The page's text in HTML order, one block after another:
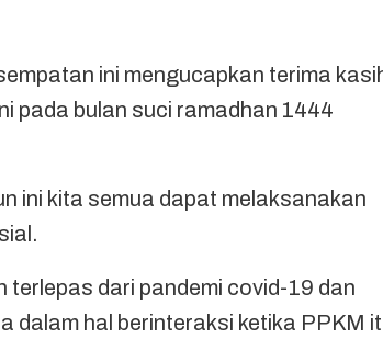
ini mengucapkan terima
pada bulan suci ramadhan 1444
ini kita semua dapat melaksanakan
terlepas dari pandemi covid-19 dan
dalam hal berinteraksi ketika PPKM